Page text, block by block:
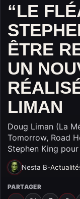
“LE
ÊTRE
UN
LIMAN
Doug Liman (La
Tomorrow, Road
Stephen King
Nesta B-
PARTAGER